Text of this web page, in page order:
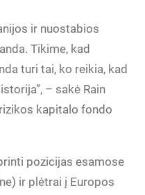
ir nuostabios
Tikime, kad
turi tai, ko reikia, kad
– sakė Rain
kapitalo fondo
pozicijas esamose
ir plėtrai į Europos